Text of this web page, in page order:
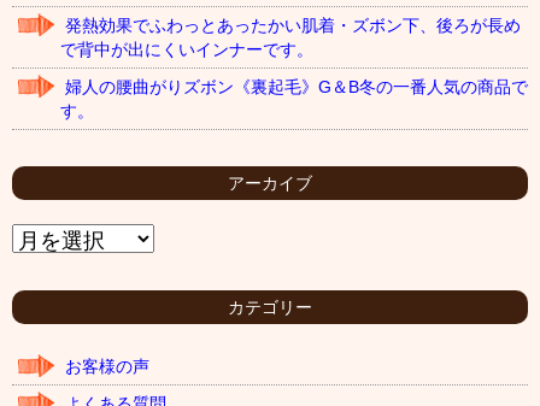
発熱効果でふわっとあったかい肌着・ズボン下、後ろが長め
で背中が出にくいインナーです。
婦人の腰曲がりズボン《裏起毛》G＆B冬の一番人気の商品で
す。
アーカイブ
ア
ー
イ
カテゴリー
お客様の声